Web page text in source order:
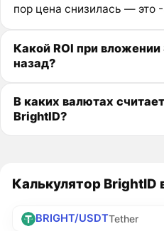
пор цена снизилась — это
Какой ROI при
назад?
В каких валютах
BrightID?
Калькулятор BrightID
BRIGHT/USDTTether